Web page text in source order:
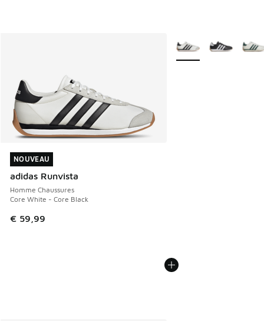
NOUVEAU
adidas Runvista
Homme Chaussures
Core White - Core Black
€ 59,99
NOUVEAU
Plus de couleurs